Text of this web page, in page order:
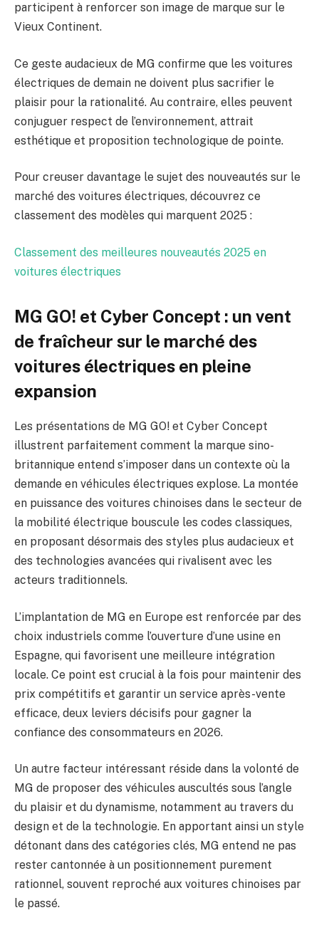
participent à renforcer son image de marque sur le
Vieux Continent.
Ce geste audacieux de MG confirme que les voitures
électriques de demain ne doivent plus sacrifier le
plaisir pour la rationalité. Au contraire, elles peuvent
conjuguer respect de l’environnement, attrait
esthétique et proposition technologique de pointe.
Pour creuser davantage le sujet des nouveautés sur le
marché des voitures électriques, découvrez ce
classement des modèles qui marquent 2025 :
Classement des meilleures nouveautés 2025 en
voitures électriques
MG GO! et Cyber Concept : un vent
de fraîcheur sur le marché des
voitures électriques en pleine
expansion
Les présentations de MG GO! et Cyber Concept
illustrent parfaitement comment la marque sino-
britannique entend s’imposer dans un contexte où la
demande en véhicules électriques explose. La montée
en puissance des voitures chinoises dans le secteur de
la mobilité électrique bouscule les codes classiques,
en proposant désormais des styles plus audacieux et
des technologies avancées qui rivalisent avec les
acteurs traditionnels.
L’implantation de MG en Europe est renforcée par des
choix industriels comme l’ouverture d’une usine en
Espagne, qui favorisent une meilleure intégration
locale. Ce point est crucial à la fois pour maintenir des
prix compétitifs et garantir un service après-vente
efficace, deux leviers décisifs pour gagner la
confiance des consommateurs en 2026.
Un autre facteur intéressant réside dans la volonté de
MG de proposer des véhicules auscultés sous l’angle
du plaisir et du dynamisme, notamment au travers du
design et de la technologie. En apportant ainsi un style
détonant dans des catégories clés, MG entend ne pas
rester cantonnée à un positionnement purement
rationnel, souvent reproché aux voitures chinoises par
le passé.